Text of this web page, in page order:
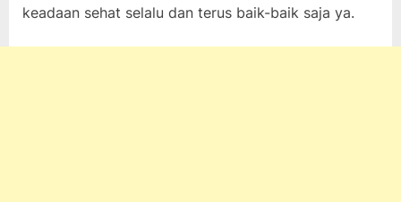
Bahasa
keadaan sehat selalu dan terus baik-baik saja ya.